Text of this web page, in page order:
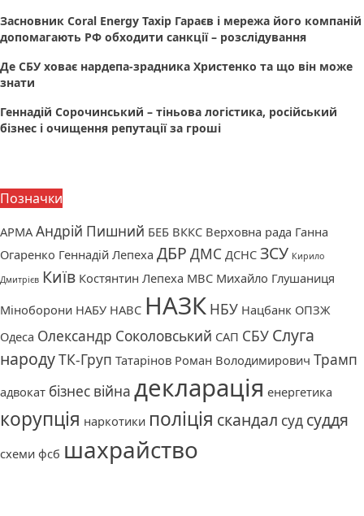
Засновник Coral Energy Тахір Гараєв і мережа його компаній
допомагають РФ обходити санкції – розслідування
Де СБУ ховає нардепа-зрадника Христенко та що він може
знати
Геннадій Сорочинський – тіньова логістика, російський
бізнес і очищення репутації за гроші
Позначки
АРМА Андрій Пишний БЕБ ВККС Верховна рада Ганна
Огаренко Геннадій Лепеха ДБР ДМС ДСНС ЗСУ Кирило
Дмитрієв Київ Костянтин Лепеха МВС Михайло Глушаниця
Міноборони НАБУ НАВС НАЗК НБУ Нацбанк ОПЗЖ
Одеса Олександр Соколовський САП СБУ Слуга
народуТК-Груп Татарінов Роман Володимирович Трамп
адвокат бізнес війна декларація енергетика
корупція наркотики поліція скандал суд суддя
схеми фсб шахрайство